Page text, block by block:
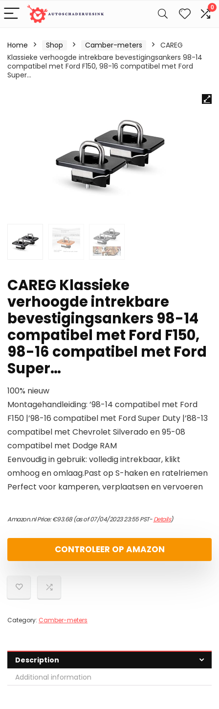
0
Home Shop Camber-meters
CAREG
Klassieke verhoogde intrekbare bevestigingsankers 98-14
compatibel met Ford F150, 98-16 compatibel met Ford
Super…
CAREG Klassieke
verhoogde intrekbare
bevestigingsankers 98-14
compatibel met Ford F150,
98-16 compatibel met Ford
Super…
100% nieuw
Montagehandleiding: ’98-14 compatibel met Ford
F150 |’98-16 compatibel met Ford Super Duty |’88-13
compatibel met Chevrolet Silverado en 95-08
compatibel met Dodge RAM
Eenvoudig in gebruik: volledig intrekbaar, klikt
omhoog en omlaag.Past op S-haken en ratelriemen
Perfect voor kamperen, verplaatsen en vervoeren
Amazon.nl Price:€93.68(as of 07/04/2023 23:55 PST-Details)
CONTROLEER OP AMAZON
Category: Camber-meters
Description
Additional information